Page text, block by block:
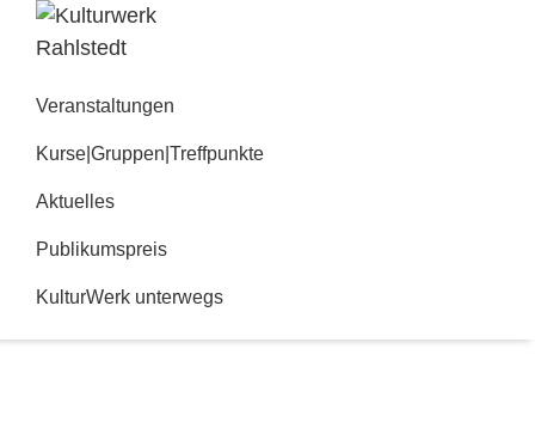
Hauptnavigation
Zum
Inhalt
Rahlstedt
Veranstaltungen
Kurse|Gruppen|Treffpunkte
Aktuelles
Publikumspreis
KulturWerk unterwegs